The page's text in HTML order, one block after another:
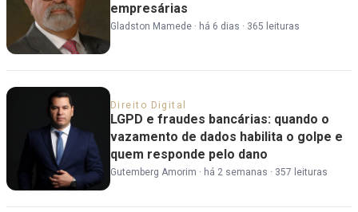
empresárias
Gladston Mamede · há 6 dias · 365 leituras
Direito Digital
LGPD e fraudes bancárias: quando o
vazamento de dados habilita o golpe e
quem responde pelo dano
Gutemberg Amorim · há 2 semanas · 357 leituras